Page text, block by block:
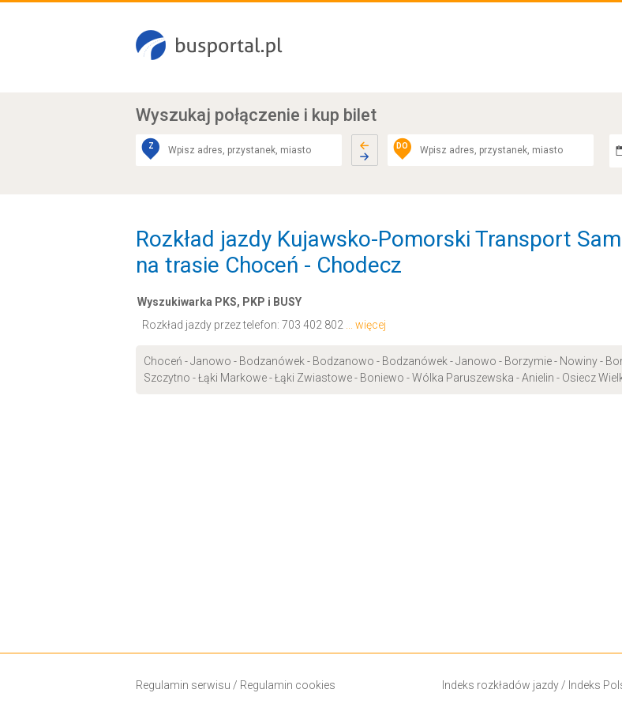
Wyszukaj połączenie i kup bilet
Z DO
Rozkład jazdy Kujawsko-Pomorski Transport
na trasie Choceń - Chodecz
Wyszukiwarka PKS, PKP i BUSY
Rozkład jazdy przez telefon: 703 402 802 ... więcej
Choceń - Janowo - Bodzanówek - Bodzanowo - Bodzanówek - Janowo - Borzymie - Nowiny -
Szczytno - Łąki Markowe - Łąki Zwiastowe - Boniewo - Wólka Paruszewska - Anielin - Osiecz
Regulamin serwisu / Regulamin cookies Indeks rozkładów jazdy/ Indeks